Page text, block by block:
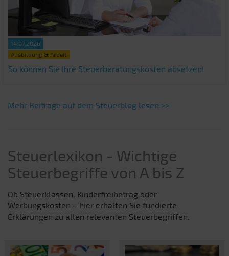
14.07.2026
Ausbildung & Arbeit
So können Sie Ihre Steuerberatungskosten absetzen!
Mehr Beiträge auf dem Steuerblog lesen >>
Steuerlexikon - Wichtige
Steuerbegriffe von A bis Z
Ob Steuerklassen, Kinderfreibetrag oder
Werbungskosten – hier erhalten Sie fundierte
Erklärungen zu allen relevanten Steuerbegriffen.